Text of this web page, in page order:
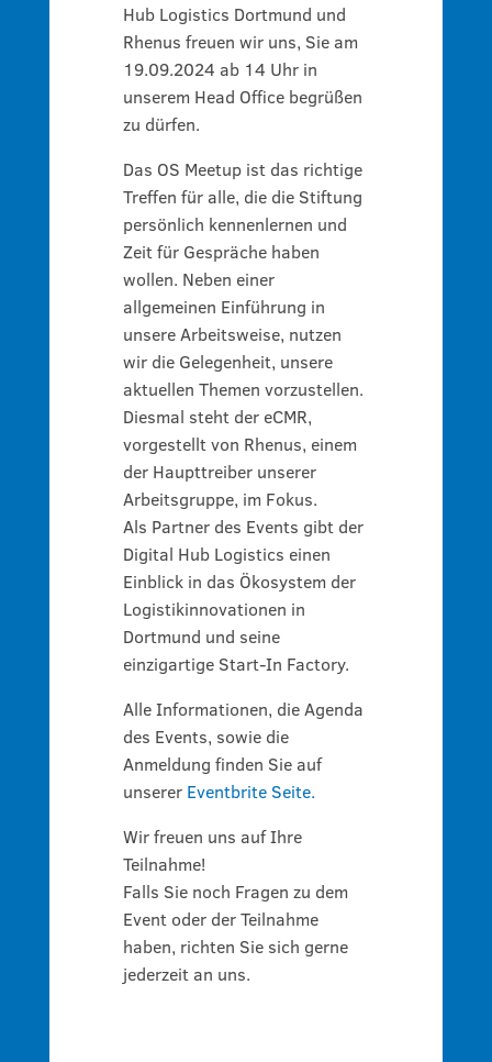
Hub Logistics Dortmund und
Rhenus freuen wir uns, Sie am
19.09.2024 ab 14 Uhr in
unserem Head Office begrüßen
zu dürfen.
Das OS Meetup ist das richtige
Treffen für alle, die die Stiftung
persönlich kennenlernen und
Zeit für Gespräche haben
wollen. Neben einer
allgemeinen Einführung in
unsere Arbeitsweise, nutzen
wir die Gelegenheit, unsere
aktuellen Themen vorzustellen.
Diesmal steht der eCMR,
vorgestellt von Rhenus, einem
der Haupttreiber unserer
Arbeitsgruppe, im Fokus.
Als Partner des Events gibt der
Digital Hub Logistics einen
Einblick in das Ökosystem der
Logistikinnovationen in
Dortmund und seine
einzigartige Start-In Factory.
Alle Informationen, die Agenda
des Events, sowie die
Anmeldung finden Sie auf
unserer Eventbrite Seite.
Wir freuen uns auf Ihre
Teilnahme!
Falls Sie noch Fragen zu dem
Event oder der Teilnahme
haben, richten Sie sich gerne
jederzeit an uns.